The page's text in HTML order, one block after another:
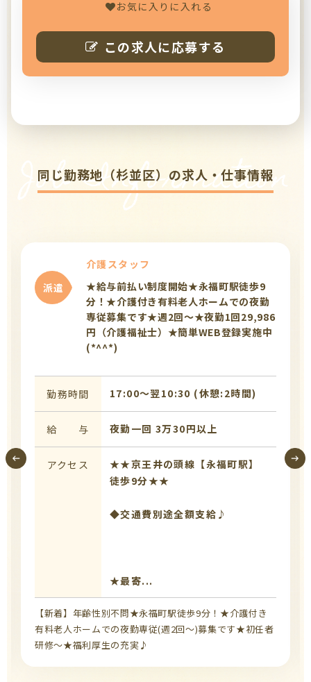
お気に入りに入れる
この求人に応募する
Job Information
同じ勤務地（杉並区）の求人・仕事情報
派遣
介護スタッフ
★給与前払い制度開始★永福町駅徒歩9
分！★介護付き有料老人ホームでの夜勤
専従募集です★週2回～★夜勤1回29,986
円（介護福祉士）★簡単WEB登録実施中
(*^^*)
勤務時間 17:00〜翌10:30 (休憩:2時間)
給 与 夜勤一回 3万30円以上
アクセス
★★京王井の頭線【永福町駅】
徒歩9分★★
◆交通費別途全額支給♪
★最寄...
【新着】年齢性別不問★永福町駅徒歩9分！★介護付き
有料老人ホームでの夜勤専従(週2回～)募集です★初任者
研修～★福利厚生の充実♪